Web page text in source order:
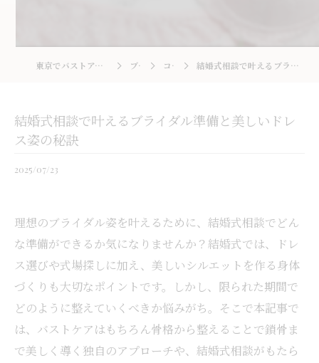
東京でバストアップならRococo 国立店 ブログ コラム 結婚式相談で叶えるブライダル準備と美しいドレス姿の秘訣
結婚式相談で叶えるブライダル準備と美しいドレ
ス姿の秘訣
2025/07/23
理想のブライダル姿を叶えるために、結婚式相談でどん
な準備ができるか気になりませんか？結婚式では、ドレ
ス選びや式場探しに加え、美しいシルエットを作る身体
づくりも大切なポイントです。しかし、限られた期間で
どのように整えていくべきか悩みがち。そこで本記事で
は、バストケアはもちろん骨格から整えることで鎖骨ま
で美しく導く独自のアプローチや、結婚式相談がもたら